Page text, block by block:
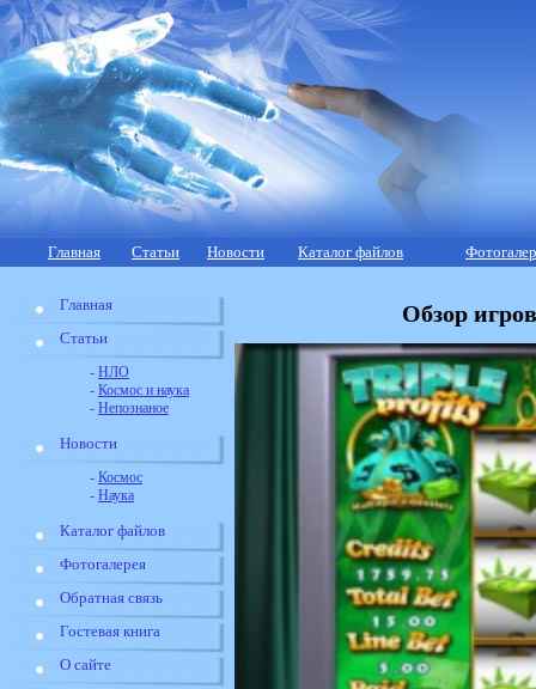
Главная Статьи Новости Каталог файлов
Главная
Статьи
- НЛО
- Космос и наука
- Непознаное
Новости
- Космос
- Наука
Каталог файлов
Фотогалерея
Обратная связь
Гостевая книга
О сайте
Обзор